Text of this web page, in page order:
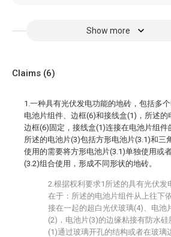
Show more
Claims (6)
1.一种具有光伏发电功能的地砖，包括多
电池片组件、边框(6)和接线盒(1)，所述的
边框(6)固定，接线盒(1)连接在电池片组件
所述的电池片(3)包括方形电池片(3.1)和三
使用的需要将方形电池片(3.1)单独使用或
(3.2)组合使用，形成不同形状的地砖。
2.根据权利要求1所述的具有光伏发
在于：所述的电池片组件从上往下
接在一起的超白光伏玻璃(4)、电池
(2)，电池片(3)的边缘粘接有防水
(1)通过玻璃开孔的结构或者在玻璃